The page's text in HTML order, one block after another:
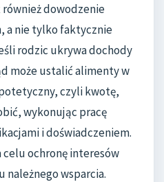
dowodzenie
a nie tylko faktycznie
rodzic ukrywa dochody
może ustalić alimenty w
czyli kwotę,
wykonując pracę
i doświadczeniem.
celu ochronę interesów
należnego wsparcia.